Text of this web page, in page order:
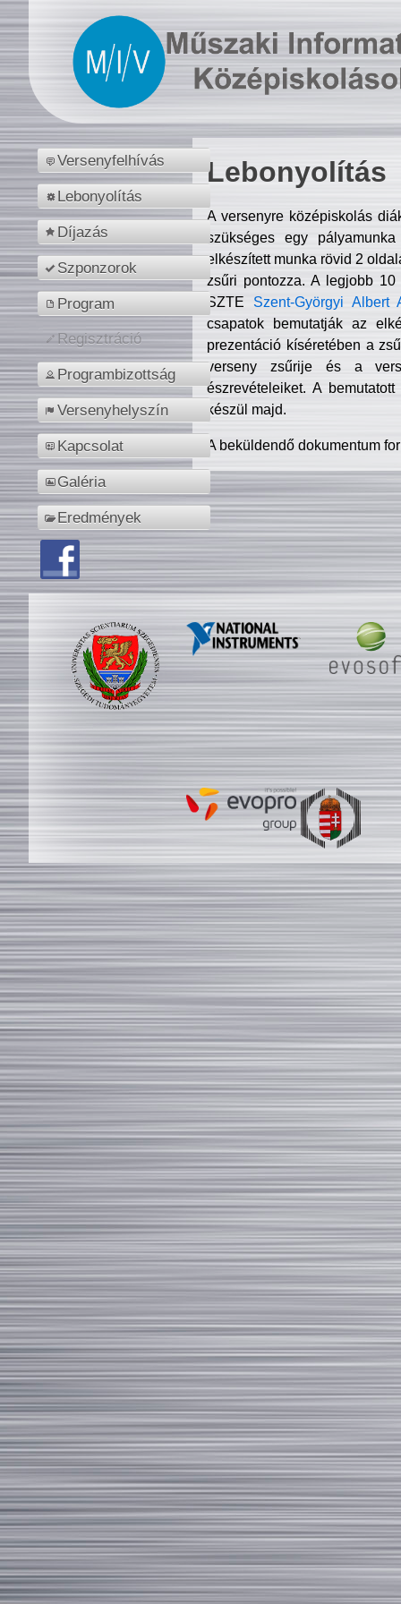
Versenyfelhívás
Lebonyolítás
Díjazás
Szponzorok
Program
Regisztráció
Programbizottság
Versenyhelyszín
Kapcsolat
Galéria
Eredmények
Lebonyolítás
A versenyre középiskolás
szükséges egy
elkészített munka rövid 2
zsűri pontozza. A legjobb
SZTE Szent-Györgyi Albert
csapatok bemutatják az
prezentáció kíséretében a
verseny zsűrije és a
észrevételeiket. A
készül majd.
A beküldendő dokumentum